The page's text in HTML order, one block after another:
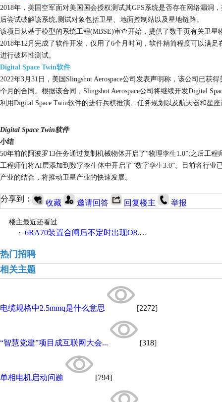
2018年，美国空军面对美国国会授权测试其GPS系统是否存在网络漏洞
后尝试破解该系统,测试对象包括卫星、地面控制站以及星地链路。
该项目从基于模型的系统工程(MBSE)审查开始，提供了数千页有关卫星
2018年12月完成了软件开发，仅用了6个月时间，软件精简程度可以满
进行破坏性测试。
Digital Space Twin软件
2022年3月31日，美国Slingshot Aerospace公司发表声明称，该公司已获
个月的合同。根据该合同，Slingshot Aerospace公司将继续开发Digital
利用Digital Space Twin软件的进行兵棋推演、任务规划以及航天器和星
Digital Space Twin软件
小结
50年前的阿波罗13任务通过复制机械物体开启了“物理孪生1.0”;之后工
工程师们将AI层添加到数字孪生体中开启了“数字孪生3.0”。目前各行
产业的结合，将推动卫星产业的快速发展。
分享到： 收藏 邀请回答 回复楼主 举报
楼主最近还看过
· 6RA70装置合闸后不定时出现O8.0状态，运行中也会不定时的出现O8.0状态停止工作
热门招聘
相关主题
电缆规格中2.5mmq是什么意思 [2272]
“智慧党建”项目成互联网大会... [318]
单相电机启动问题 [794]